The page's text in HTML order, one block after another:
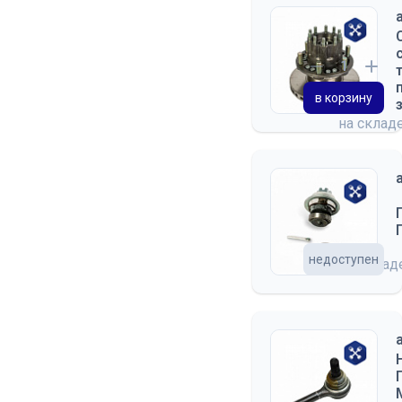
на
в корзину
на
недоступен